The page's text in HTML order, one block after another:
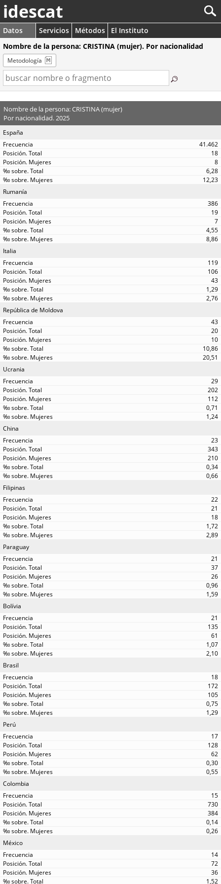
idescat
Datos Servicios Métodos
El Instituto
Nombre de la persona: CRISTINA (mujer). Por nacionalidad
Metodología
Nombre de la persona: CRISTINA (mujer)
Por nacionalidad. 2025
España
41.462
18
8
6,28
12,23
Rumanía
386
19
7
4,55
8,86
Italia
119
106
43
1,29
2,76
República de Moldova
43
20
10
10,86
20,51
Ucrania
29
202
112
0,71
1,24
China
23
343
210
0,34
0,66
Filipinas
22
21
18
1,72
2,89
Paraguay
21
37
26
0,96
1,59
Bolívia
21
135
61
1,07
2,10
Brasil
18
172
105
0,75
1,29
Perú
17
128
62
0,30
0,55
Colombia
15
730
384
0,14
0,26
México
14
72
36
1,52